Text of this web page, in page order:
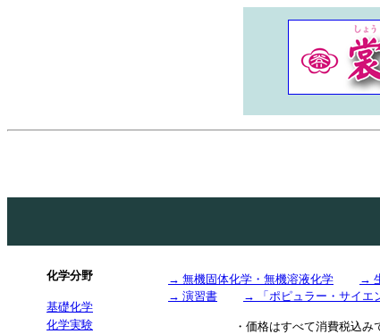
化学分野
基礎化学
化学実験
→ 無機固体化学・無機溶液化学 →
→ 演習書
→ 「ポピュラー・サイエ
・価格はすべて消費税込み